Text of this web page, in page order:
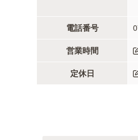
電話番号
営業時間
定休日